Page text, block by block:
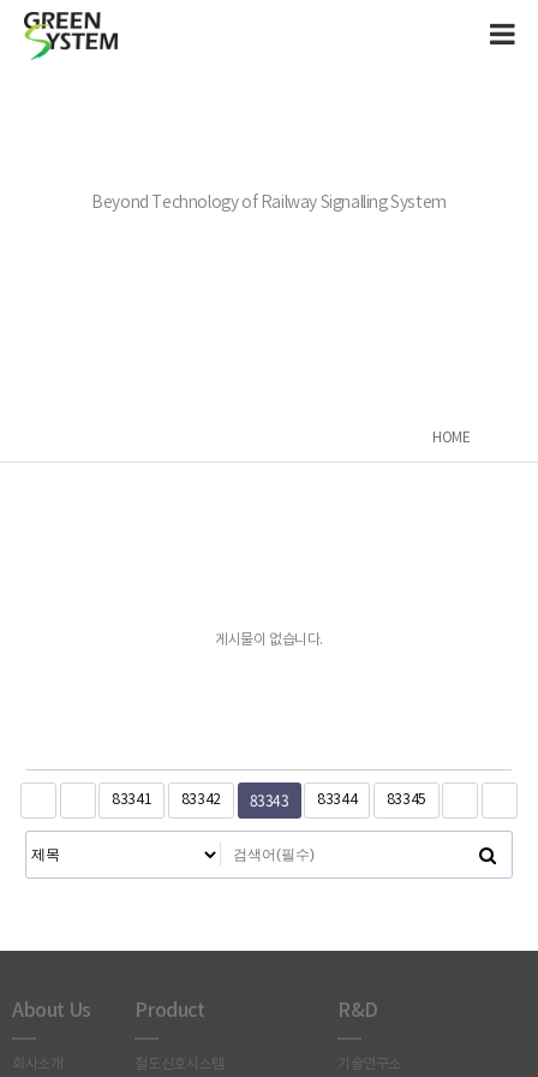
Beyond Technology of Railway Signalling System
HOME
게시물이 없습니다.
83341 83342 83343 83344 83345
About Us
회사소개
Product
철도신호시스템
R&D
기술연구소